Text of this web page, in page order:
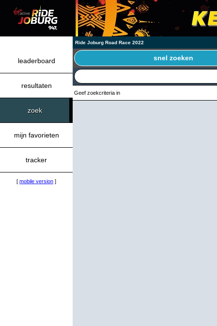
Ride Joburg Road Race 2022
leaderboard
resultaten
zoek
mijn favorieten
tracker
[ mobile version ]
snel zoeken
Geef zoekcriteria in